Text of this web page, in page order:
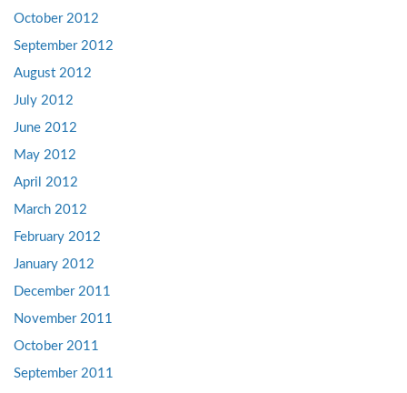
October 2012
September 2012
August 2012
July 2012
June 2012
May 2012
April 2012
March 2012
February 2012
January 2012
December 2011
November 2011
October 2011
September 2011